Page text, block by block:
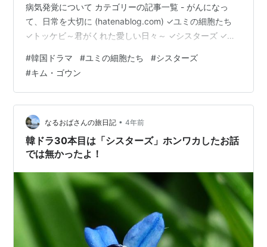
病気発覚について カテゴリーの記事一覧 - がんになっ
て、日常を大切に (hatenablog.com) ✓ユミの細胞たち
✓トッケビ～君がくれた愛しい日々～ ✓シスターズ ✓ユ
信され始めました！なんと、良きタイミング！ありがた
や！ シーズン１は「細胞」という言葉にだけ惹かれて見
たら、純粋恋愛ドラマだった！笑 アニメが入っていた
り、音楽の選曲、インテリア等々もおしゃれ。センスの
良いドラマだなぁと思いました。 主人公のキム・ゴウ
ン…
#韓国ドラマ #ユミの細胞たち #シスターズ
#キム・ゴウン
なるおばさんの旅日記 • 4年前
韓ドラ30本目は「シスターズ」ホンワカしたお話
では無かったよ！